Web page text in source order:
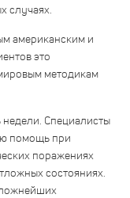
случаях.
американским и
это
методикам
Специалисты
помощь при
поражениях
состояниях.